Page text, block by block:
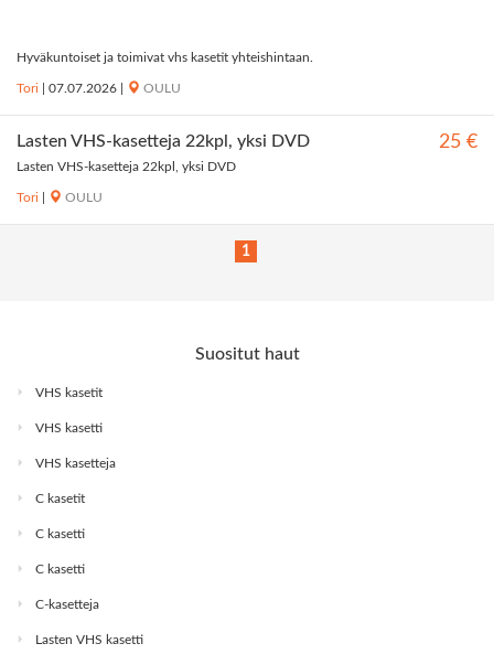
Hyväkuntoiset ja toimivat vhs kasetit yhteishintaan.
Tori 07.07.2026 OULU
Lasten VHS-kasetteja 22kpl, yksi DVD 25 €
Lasten VHS-kasetteja 22kpl, yksi DVD
Tori OULU
1
Suositut haut
VHS kasetit
VHS kasetti
VHS kasetteja
C kasetit
C kasetti
C kasetti
C-kasetteja
Lasten VHS kasetti